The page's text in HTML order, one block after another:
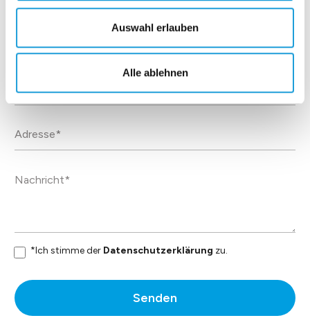
Auswahl erlauben
Alle ablehnen
*Ich stimme der Datenschutzerklärung zu.
Senden